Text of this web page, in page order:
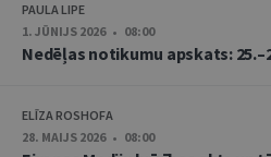
PAULA LIPE
1. JŪNIJS 2026 • 08:00
Nedēļas notikumu apskats:
ELĪZA ROSHOFA
28. MAIJS 2026 • 08:00